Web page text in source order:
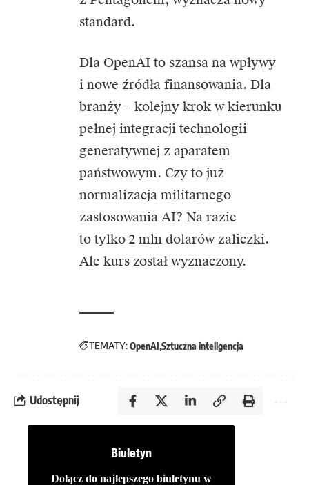
standard.
Dla OpenAI to szansa na wpływy
i nowe źródła finansowania. Dla
branży – kolejny krok w kierunku
pełnej integracji technologii
generatywnej z aparatem
państwowym. Czy to już
normalizacja militarnego
zastosowania AI? Na razie
to tylko 2 mln dolarów zaliczki.
Ale kurs został wyznaczony.
TEMATY:OpenAI Sztuczna inteligencja
Udostępnij
Biuletyn
Dołącz do najlepszego biuletynu w